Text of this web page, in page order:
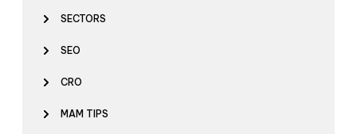
SECTORS
SEO
CRO
MAM TIPS